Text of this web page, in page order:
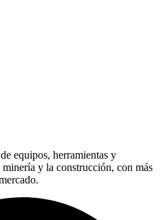
equipos, herramientas y
y la construcción, con más